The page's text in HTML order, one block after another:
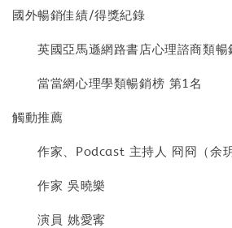
國外暢銷佳績/得獎紀錄
英國亞馬遜網路書店心理諮商類暢
當當網心理學類暢銷榜 第1名
觸動推薦
作家、Podcast 主持人 冏冏（余玥
作家 吳曉樂
演員 姚愛寗